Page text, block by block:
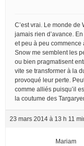
C’est vrai. Le monde
jamais rien d’avance.
et peu à peu commence
Snow me semblent les
ou bien pragmatisent
vite se transformer à la
provoqué leur perte.
comme alliés puisqu’il
la coutume des
23 mars 2014 à 13 h 11
Mariam